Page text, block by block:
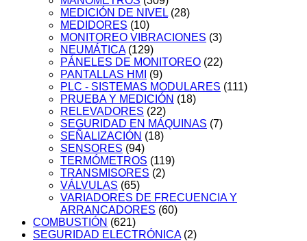
MEDICIÓN DE NIVEL (28)
MEDIDORES (10)
MONITOREO VIBRACIONES (3)
NEUMÁTICA (129)
PÁNELES DE MONITOREO (22)
PANTALLAS HMI
(9)
PLC - SISTEMAS MODULARES (111)
PRUEBA Y MEDICIÓN (18)
RELEVADORES (22)
SEGURIDAD EN MÁQUINAS (7)
SEÑALIZACIÓN (18)
SENSORES (94)
TERMÓMETROS (119)
TRANSMISORES (2)
VÁLVULAS (65)
VARIADORES DE FRECUENCIA Y
ARRANCADORES (60)
COMBUSTIÓN (621)
SEGURIDAD ELECTRÓNICA (2)